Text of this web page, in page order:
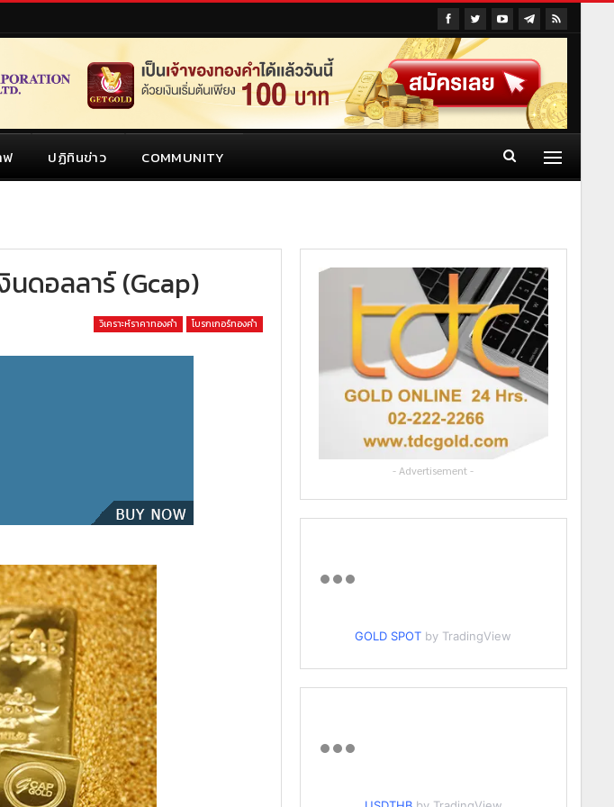
ฟ ปฏิทินข่าว COMMUNITY
ดอลลาร์ (Gcap)
วิเคราะห์ราคาทองคำ โบรกเกอร์ทองคำ
- Advertisement -
GOLD SPOT by TradingView